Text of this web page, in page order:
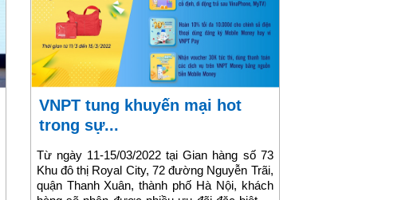
VNPT tung khuyến mại hot
trong sự...
Từ ngày 11-15/03/2022 tại Gian hàng số 73
Khu đô thị Royal City, 72 đường Nguyễn Trãi,
quận Thanh Xuân, thành phố Hà Nội, khách